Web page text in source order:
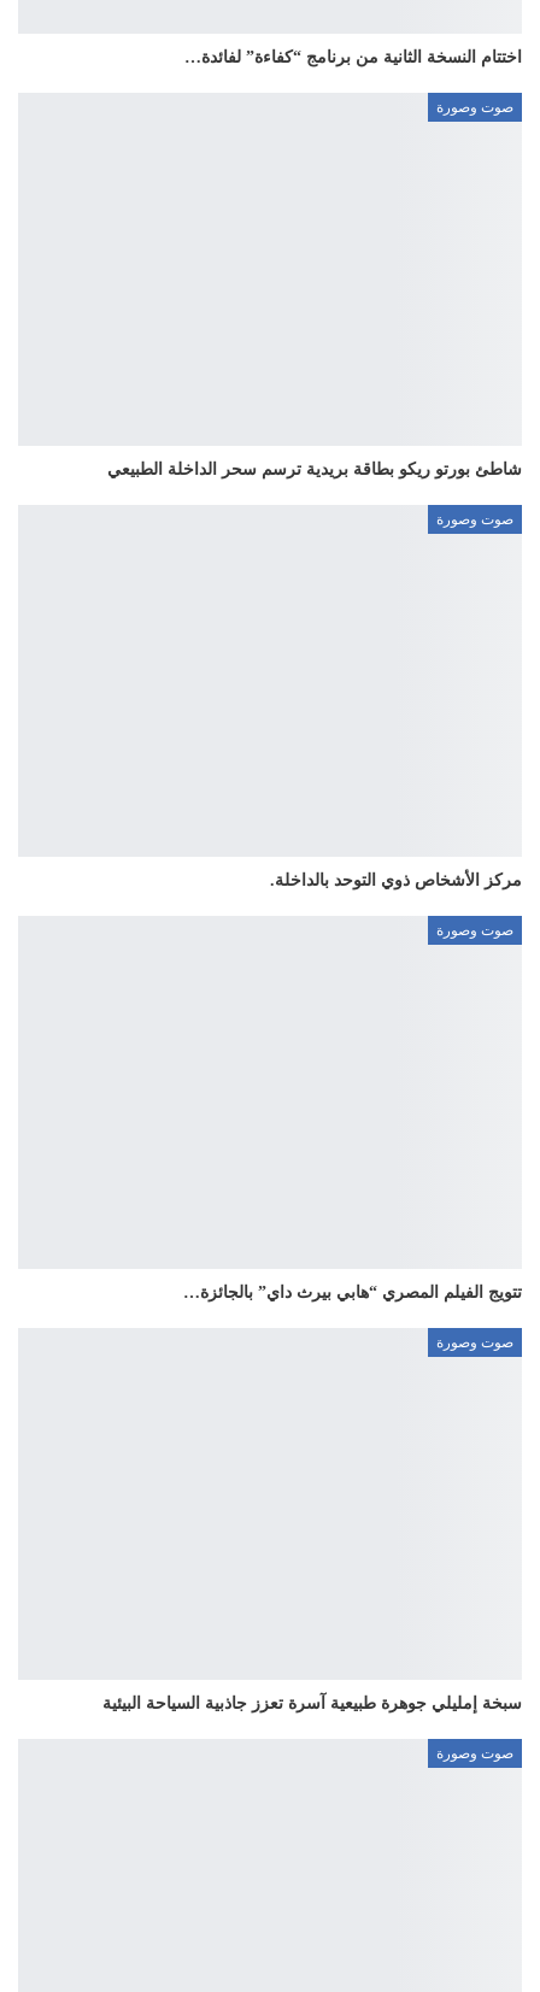
اختتام النسخة الثانية من برنامج “كفاءة” لفائدة…
صوت وصورة
شاطئ بورتو ريكو بطاقة بريدية ترسم سحر الداخلة الطبيعي
صوت وصورة
مركز الأشخاص ذوي التوحد بالداخلة.
صوت وصورة
تتويج الفيلم المصري “هابي بيرث داي” بالجائزة…
صوت وصورة
سبخة إمليلي جوهرة طبيعية آسرة تعزز جاذبية السياحة البيئية
صوت وصورة